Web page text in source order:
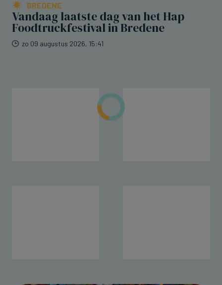
BREDENE
Vandaag laatste dag van het Hap
Foodtruckfestival in Bredene
zo 09 augustus 2026, 15:41